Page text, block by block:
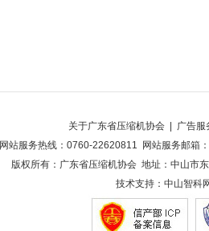
关于广东省压缩机协会|
广告服
网站服务热线：0760-22620811 网站服务邮
版权所有：广东省压缩机协会 地址：中山市
技术支持： 中山智科